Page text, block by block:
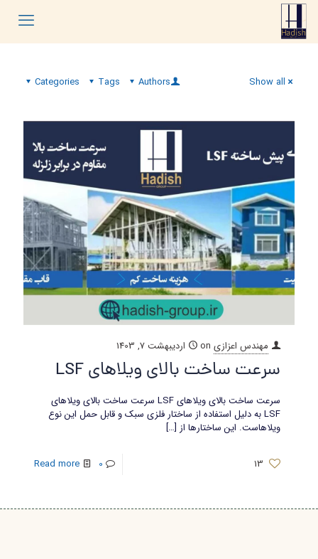
Categories Tags Authors Show all
مهندس اعزازی on اردیبهشت 7, 1403
سرعت ساخت بالای ویلاهای LSF
سرعت ساخت بالای ویلاهای LSF سرعت ساخت بالای ویلاهای
LSF به دلیل استفاده از ساختار فلزی سبک و قابل حمل این نوع
ویلاهاست. این ساختارها از […]
13
0
Read more